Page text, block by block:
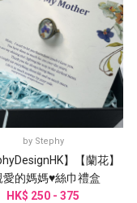
by Stephy
】【蘭花】
愛的媽媽♥絲巾禮盒
HK$ 250 - 375